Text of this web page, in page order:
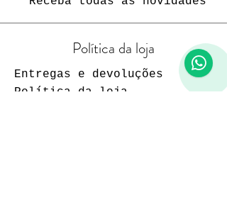
Política da loja
Entregas e devoluções
Política da loja
1